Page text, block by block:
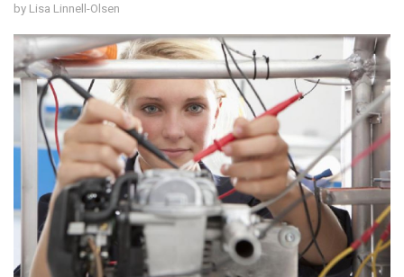
by Lisa Linnell-Olsen